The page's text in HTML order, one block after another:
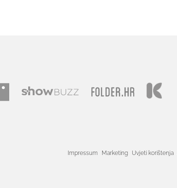
Impressum Marketing Uvjeti korištenja